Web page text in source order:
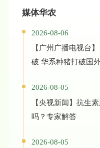
媒体华农
2026-08-06
【广州广播电视台
破 华系种猪打破国
2026-08-05
【央视新闻】抗生
吗？专家解答
2026-08-05